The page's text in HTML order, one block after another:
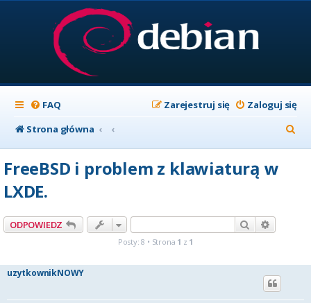
FAQ Zaloguj się
Zarejestruj się
Strona główna
z
FreeBSD i problem z klawiaturą w
LXDE.
ODPOWIEDZ Szukaj
Posty: 8 • Strona 1 z 1
uzytkownikNOWY